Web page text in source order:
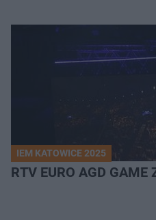
IEM KATOWICE 2025
RTV EURO AGD